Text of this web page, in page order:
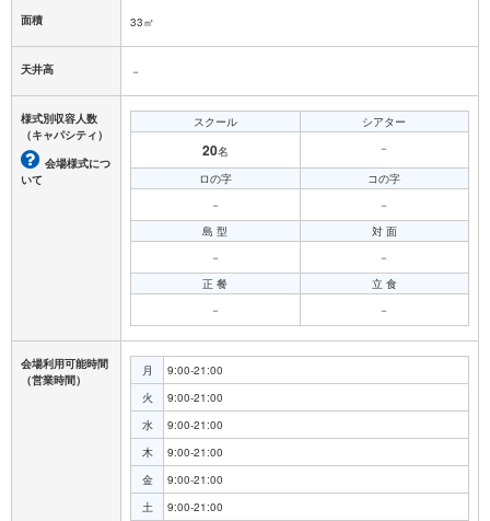
面積 33㎡
天井高 －
様式別収容人数
（キャパシティ）
会場様式につ
いて
スクール
20名
シアター
－
ロの字
－
コの字
－
島 型
－
対 面
－
正 餐
－
立 食
－
会場利用可能時間
（営業時間）
月
9:00-21:00
火
9:00-21:00
水
9:00-21:00
木
9:00-21:00
金
9:00-21:00
土
9:00-21:00